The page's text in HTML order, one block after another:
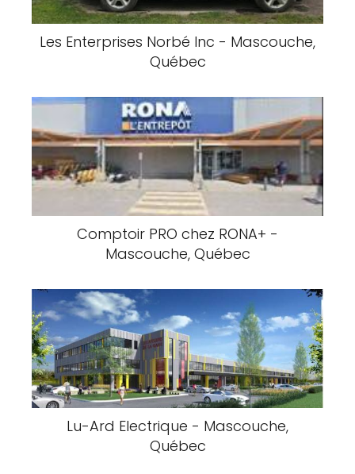
Les Enterprises Norbé Inc - Mascouche,
Québec
Comptoir PRO chez RONA+ -
Mascouche, Québec
Lu-Ard Electrique - Mascouche,
Québec